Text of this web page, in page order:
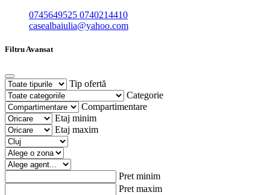
0745649525 0740214410
casealbaiulia@yahoo.com
Filtru Avansat
Tip ofertă
Categorie
Compartimentare
Etaj minim
Etaj maxim
Pret minim
Pret maxim